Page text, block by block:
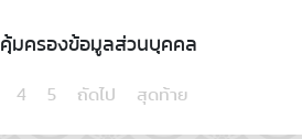
คุ้มครองข้อมูลส่วนบุคคล
4 5 ถัดไป สุดท้าย